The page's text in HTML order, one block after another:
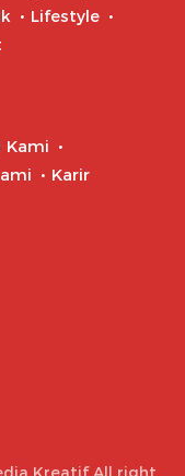
Lifestyle
Kami
Karir